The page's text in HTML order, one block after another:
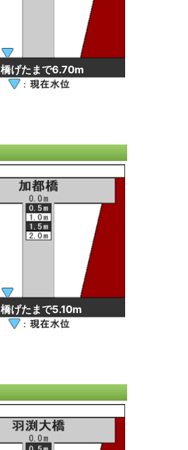
橋げたまで6.70m
橋げたまで5.10m